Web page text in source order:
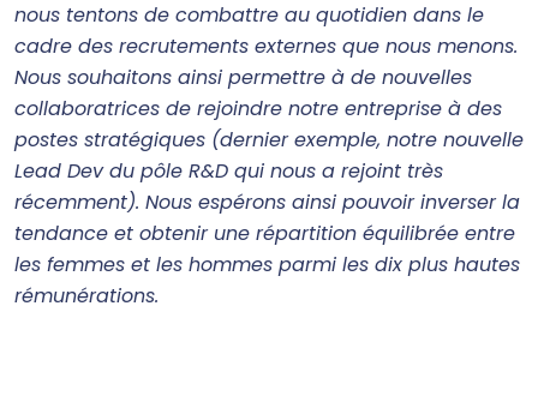
nous tentons de combattre au quotidien dans le
cadre des recrutements externes que nous menons.
Nous souhaitons ainsi permettre à de nouvelles
collaboratrices de rejoindre notre entreprise à des
postes stratégiques (dernier exemple, notre nouvelle
Lead Dev du pôle R&D qui nous a rejoint très
récemment). Nous espérons ainsi pouvoir inverser la
tendance et obtenir une répartition équilibrée entre
les femmes et les hommes parmi les dix plus hautes
rémunérations.